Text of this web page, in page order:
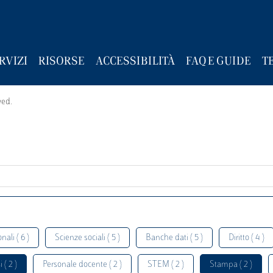
RISORSE ACCESSIBILITÀ FAQ E GUIDE
( 6 ) Scienze sociali ( 5 ) Banche dati ( 5 ) Diritto ( 4 )
( 2 ) Personale docente ( 2 ) STEM ( 2 ) Stampa ( 2 )